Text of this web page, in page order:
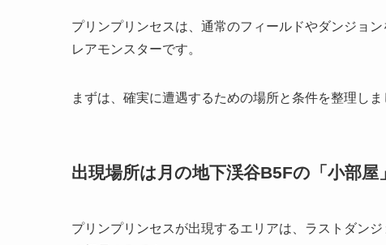
プリンプリンセスは、通常のフィールドやダンジョ
レアモンスターです。
まずは、確実に遭遇するための場所と条件を整理しま
出現場所は月の地下渓谷B5Fの「小部屋
プリンプリンセスが出現するエリアは、ラストダン